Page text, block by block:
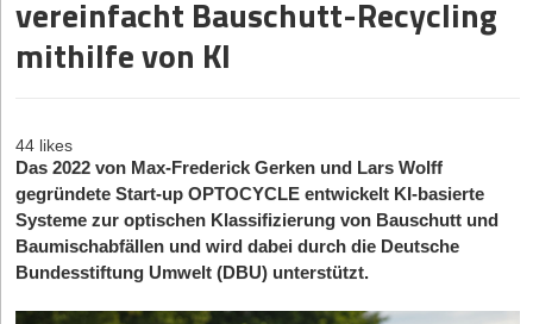
vereinfacht Bauschutt-Recycling
mithilfe von KI
44 likes
Das 2022 von Max-Frederick Gerken und Lars Wolff
gegründete Start-up OPTOCYCLE entwickelt KI-basierte
Systeme zur optischen Klassifizierung von Bauschutt und
Baumischabfällen und wird dabei durch die Deutsche
Bundesstiftung Umwelt (DBU) unterstützt.